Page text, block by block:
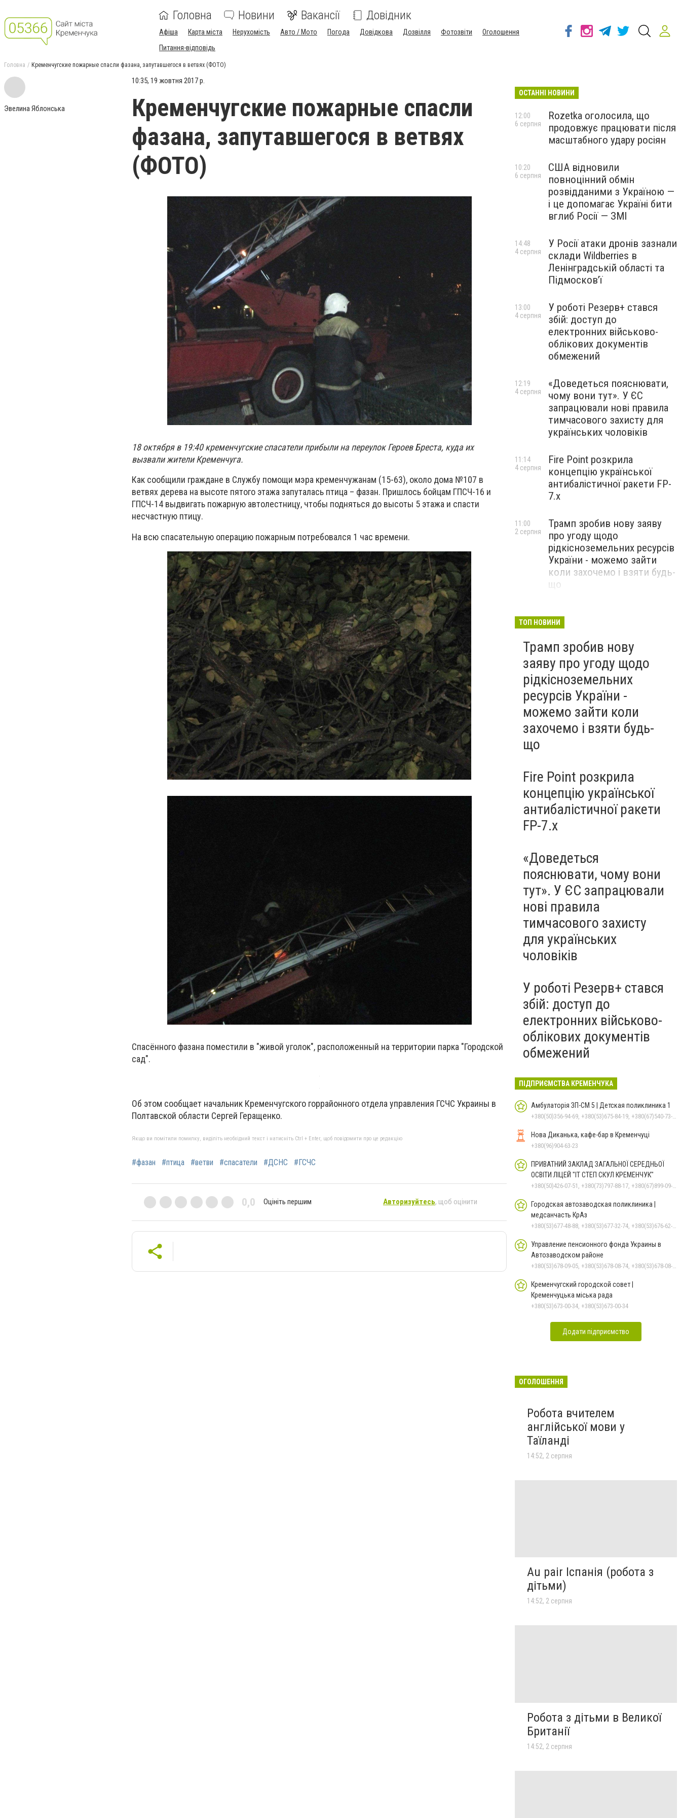
Головна Новини Вакансії Довідник
Афіша Карта міста Нерухомість Авто / Мото Погода Довідкова Дозвілля Фотозвіти
Оголошення
Питання-відповідь
Головна Кременчугские пожарные спасли фазана, запутавшегося в ветвях (ФОТО)
Эвелина Яблонська
10:35, 19 жовтня 2017 р.
Кременчугские пожарные спасли
фазана, запутавшегося в ветвях
(ФОТО)
18 октября в 19:40 кременчугские спасатели прибыли на переулок Героев Бреста, куда их
вызвали жители Кременчуга.
Как сообщили граждане в Службу помощи мэра кременчужанам (15-63), около дома №107 в
ветвях дерева на высоте пятого этажа запуталась птица – фазан. Пришлось бойцам ГПСЧ-16 и
ГПСЧ-14 выдвигать пожарную автолестницу, чтобы подняться до высоты 5 этажа и спасти
несчастную птицу.
На всю спасательную операцию пожарным потребовался 1 час времени.
Спасённого фазана поместили в "живой уголок", расположенный на территории парка "Городской
сад".
Об этом сообщает начальник Кременчугского горрайонного отдела управления ГСЧС Украины в
Полтавской области Сергей Геращенко.
Якщо ви помітили помилку, виділіть необхідний текст і натисніть Ctrl + Enter, щоб повідомити про це редакцію
#фазан #птица #ветви #спасатели #ДСНС #ГСЧС
0,0 Оцініть першим Авторизуйтесь, щоб оцінити
ОСТАННІ НОВИНИ
Rozetka оголосила, що
продовжує працювати після
масштабного удару росіян
12:00
6 серпня
США відновили
повноцінний обмін
розвідданими з Україною —
і це допомагає Україні бити
вглиб Росії — ЗМІ
10:20
6 серпня
У Росії атаки дронів зазнали
склади Wildberries в
Ленінградській області та
Підмосков’ї
14:48
4 серпня
У роботі Резерв+ стався
збій: доступ до
електронних військово-
облікових документів
обмежений
13:00
4 серпня
«Доведеться пояснювати,
чому вони тут». У ЄС
запрацювали нові правила
тимчасового захисту для
українських чоловіків
12:19
4 серпня
Fire Point розкрила
концепцію української
антибалістичної ракети FP-
7.x
11:14
4 серпня
Трамп зробив нову заяву
про угоду щодо
рідкісноземельних ресурсів
України - можемо зайти
коли захочемо і взяти будь-
що
11:00
2 серпня
призов”: ДБР проводить
ТЦК по всій Україні
31 липня
ТОП НОВИНИ
Трамп зробив нову
заяву про угоду щодо
рідкісноземельних
ресурсів України -
можемо зайти коли
захочемо і взяти будь-
що
Fire Point розкрила
концепцію української
антибалістичної ракети
FP-7.x
«Доведеться
пояснювати, чому вони
тут». У ЄС запрацювали
нові правила
тимчасового захисту
для українських
чоловіків
У роботі Резерв+ стався
збій: доступ до
електронних військово-
облікових документів
обмежений
ПІДПРИЄМСТВА КРЕМЕНЧУКА
Амбулаторія ЗП-СМ 5 | Детская поликлиника 1
+380(50)356-94-69, +380(53)675-84-19, +380(67)540-73-87
Нова Диканька, кафе-бар в Кременчуці
+380(96)904-63-23
ПРИВАТНИЙ ЗАКЛАД ЗАГАЛЬНОЇ СЕРЕДНЬОЇ
ОСВІТИ ЛІЦЕЙ "ІТ СТЕП СКУЛ КРЕМЕНЧУК"
+380(50)426-07-51, +380(73)797-88-17, +380(67)899-09-16
Городская автозаводская поликлиника |
медсанчасть КрАз
+380(53)677-48-88, +380(53)677-32-74, +380(53)676-62-99, +380536766187
Управление пенсионного фонда Украины в
Автозаводском районе
+380(53)678-09-05, +380(53)678-08-74, +380(53)678-08-83, +380(53)678-08-41, +380(53)678-08-86
Кременчугский городской совет |
Кременчуцька міська рада
+380(53)673-00-34, +380(53)673-00-34
Додати підприємство
ОГОЛОШЕННЯ
Робота вчителем
англійської мови у
Таїланді
14:52, 2 серпня
Au pair Іспанія (робота з
дітьми)
14:52, 2 серпня
Робота з дітьми в Великої
Британії
14:52, 2 серпня